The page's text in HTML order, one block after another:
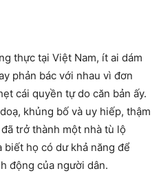
thực tại Việt Nam, ít ai dám
phản bác với nhau vì đơn
cái quyền tự do căn bản ấy.
khủng bố và uy hiếp, thậm
trở thành một nhà tù lộ
biết họ có dư khả năng để
động của người dân.